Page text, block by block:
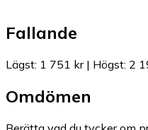
Fallande
Lägst: 1 751 kr| Högst: 2
Omdömen